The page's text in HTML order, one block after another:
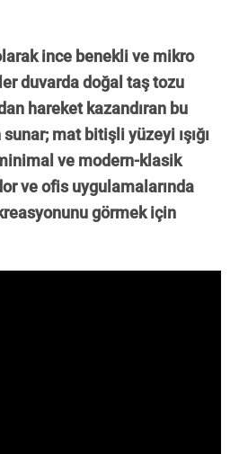
ince benekli ve mikro
duvarda doğal taş tozu
hareket kazandıran bu
mat bitişli yüzeyi ışığı
ve modern-klasik
ve ofis uygulamalarında
görmek için